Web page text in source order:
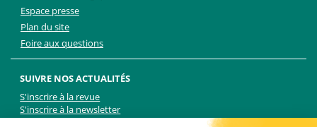
Espace presse
Plan du site
Foire aux questions
SUIVRE NOS ACTUALITÉS
S'inscrire à la revue
S'inscrire à la newsletter